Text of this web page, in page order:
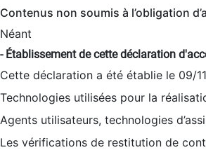
Contenus non soumis à l’obligation
Néant
- Établissement de cette déclaration
Cette déclaration a été établie le 09/
Technologies utilisées pour la
Agents utilisateurs, technologies
Les vérifications de restitution de